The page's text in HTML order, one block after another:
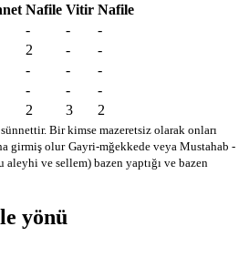
Nafile Vitir Nafile
- -
-
2 -
-
- -
-
- -
-
2 3 2
Bir kimse mazeretsiz olarak onları
girmiş olur Gayri-mğekkede veya Mustahab -
ve sellem) bazen yaptığı ve bazen
yönü